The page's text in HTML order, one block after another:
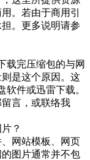
。若由于商用引
。更多说明请参
载完压缩包的与网
是这个原因。这
软件或迅雷下载。
言，或联络我
？
网站模板、网页
图片通常并不包